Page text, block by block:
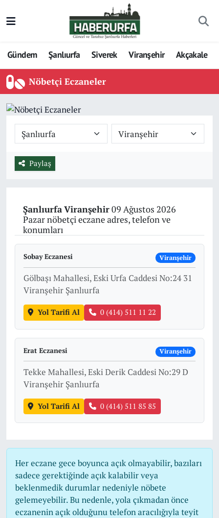
Gündem Şanlıurfa Siverek Viranşehir Akçakale
Nöbetçi Eczaneler
Paylaş
ŞanlıurfaViranşehir09 Ağustos 2026
Pazar nöbetçi eczane adres, telefon ve
konumları
Sobay Eczanesi Viranşehir
Gölbaşı Mahallesi, Eski Urfa Caddesi No:24 31
Viranşehir Şanlıurfa
Yol Tarifi Al 0 (414) 511 11 22
Erat Eczanesi Viranşehir
Tekke Mahallesi, Eski Derik Caddesi No:29 D
Viranşehir Şanlıurfa
Yol Tarifi Al 0 (414) 511 85 85
Her eczane gece boyunca açık olmayabilir, bazıları
sadece gerektiğinde açık kalabilir veya
beklenmedik durumlar nedeniyle nöbete
gelemeyebilir. Bu nedenle, yola çıkmadan önce
eczanenin açık olduğunu telefon aracılığıyla teyit